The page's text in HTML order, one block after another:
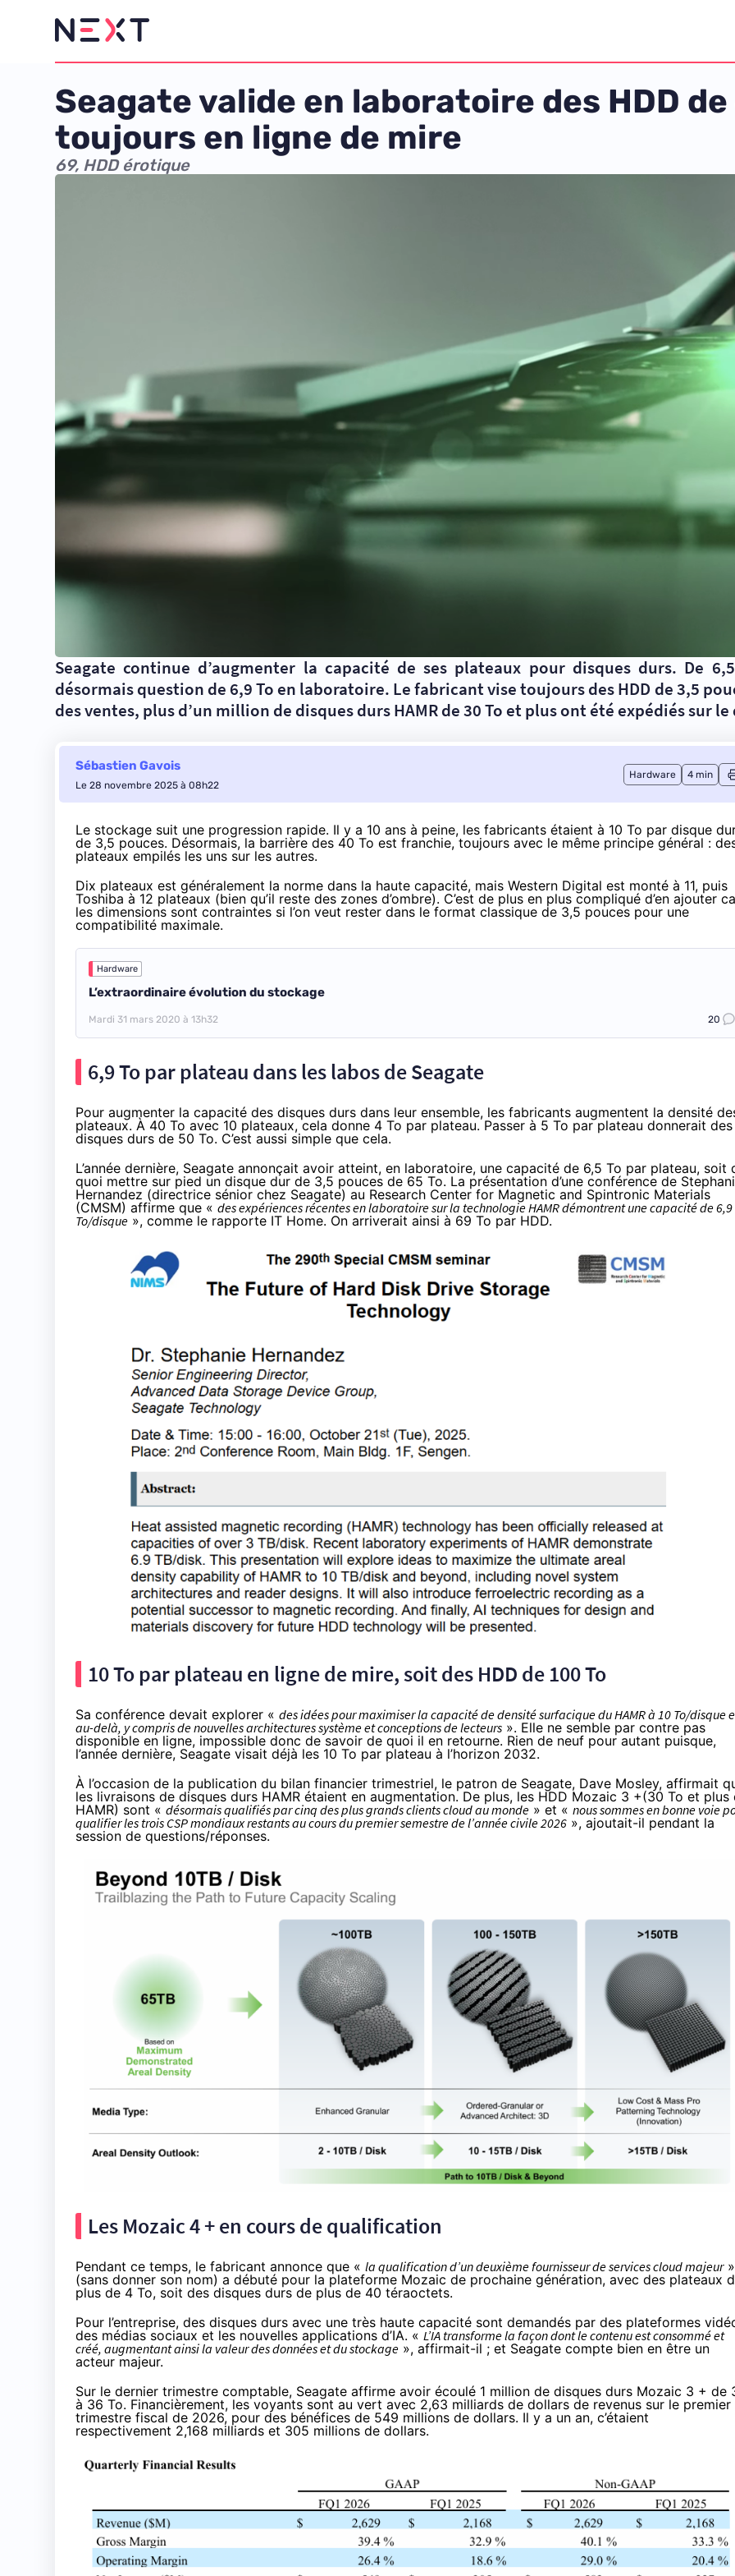
Seagate valide en laboratoire des HDD de
toujours en ligne de mire
69, HDD érotique
Seagate continue d’augmenter la capacité de ses plateaux pour disques durs. De
désormais question de 6,9 To en laboratoire. Le fabricant vise toujours des HDD de 3,5
des ventes, plus d’un million de disques durs HAMR de 30 To et plus ont été expédiés sur
Sébastien Gavois
Le 28 novembre 2025 à 08h22
Hardware 4 min
Le stockage suit une progression rapide. Il y a 10 ans à peine, les fabricants étaient à 10 To par disque
de 3,5 pouces. Désormais, la barrière des 40 To est franchie, toujours avec le même principe général :
plateaux empilés les uns sur les autres.
Dix plateaux est généralement la norme dans la haute capacité, mais Western Digital est monté à 11, puis
Toshiba à 12 plateaux (bien qu’il reste des zones d’ombre). C’est de plus en plus compliqué d’en ajouter
les dimensions sont contraintes si l’on veut rester dans le format classique de 3,5 pouces pour une
compatibilité maximale.
Hardware
L’extraordinaire évolution du stockage
Mardi 31 mars 2020 à 13h32 20
6,9 To par plateau dans les labos de Seagate
Pour augmenter la capacité des disques durs dans leur ensemble, les fabricants augmentent la densité
plateaux. À 40 To avec 10 plateaux, cela donne 4 To par plateau. Passer à 5 To par plateau donnerait des
disques durs de 50 To. C’est aussi simple que cela.
L’année dernière, Seagate annonçait avoir atteint, en laboratoire, une capacité de 6,5 To par plateau, soit
quoi mettre sur pied un disque dur de 3,5 pouces de 65 To. La présentation d’une conférence de
Hernandez (directrice sénior chez Seagate) au Research Center for Magnetic and Spintronic Materials
(CMSM) affirme que « des expériences récentes en laboratoire sur la technologie HAMR démontrent une capacité de 6,9 ​​
To/disque », comme le rapporte IT Home. On arriverait ainsi à 69 To par HDD.
10 To par plateau en ligne de mire, soit des HDD de 100 To
Sa conférence devait explorer « des idées pour maximiser la capacité de densité surfacique du HAMR à 10 To/disque
au-delà, y compris de nouvelles architectures système et conceptions de lecteurs ». Elle ne semble par contre pas
disponible en ligne, impossible donc de savoir de quoi il en retourne. Rien de neuf pour autant puisque,
l’année dernière, Seagate visait déjà les 10 To par plateau à l’horizon 2032.
À l’occasion de la publication du bilan financier trimestriel, le patron de Seagate, Dave Mosley, affirmait
les livraisons de disques durs HAMR étaient en augmentation. De plus, les HDD Mozaic 3 +(30 To et plus
HAMR) sont « désormais qualifiés par cinq des plus grands clients cloud au monde » et « nous sommes en bonne voie
qualifier les trois CSP mondiaux restants au cours du premier semestre de l’année civile 2026 », ajoutait-il pendant la
session de questions/réponses.
Les Mozaic 4 + en cours de qualification
Pendant ce temps, le fabricant annonce que « la qualification d’un deuxième fournisseur de services cloud majeur»
(sans donner son nom) a débuté pour la plateforme Mozaic de prochaine génération, avec des plateaux
plus de 4 To, soit des disques durs de plus de 40 téraoctets.
Pour l’entreprise, des disques durs avec une très haute capacité sont demandés par des plateformes
des médias sociaux et les nouvelles applications d’IA. « L’IA transforme la façon dont le contenu est consommé et
créé, augmentant ainsi la valeur des données et du stockage », affirmait-il ; et Seagate compte bien en être un
acteur majeur.
Sur le dernier trimestre comptable, Seagate affirme avoir écoulé 1 million de disques durs Mozaic 3 + de
à 36 To. Financièrement, les voyants sont au vert avec 2,63 milliards de dollars de revenus sur le premier
trimestre fiscal de 2026, pour des bénéfices de 549 millions de dollars. Il y a un an, c’étaient
respectivement 2,168 milliards et 305 millions de dollars.